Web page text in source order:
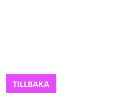
TILLBAKA